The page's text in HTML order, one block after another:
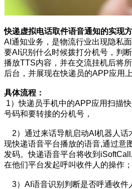
快递虚拟电话取件语音通知的实现方
AI通知业务，是物流行业出现隐私
要AI识别什么时候拨打分机号，判
播放TTS内容，并在交流挂机后将
后台，并展现在快递员的APP应用上
具体流程：
1）快递员手机中的APP应用扫描
号码和要转接的分机号，
2）通过来话导航启动AI机器人话
现快递语音平台播放的语音,通过意
发码。快递语音平台将收到
在他们平台发起呼叫收件人的操作；
3）AI语音识别判断是否呼通收件